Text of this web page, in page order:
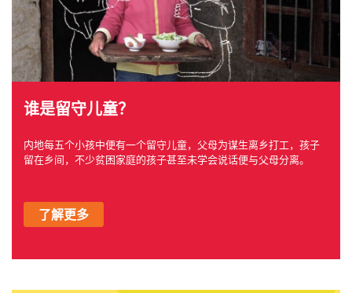
谁是留守儿童？
内地每五个小孩中便有一个留守儿童，父母为谋生离乡打工，孩子
留在乡间，不少贫困家庭的孩子甚至未学会说话便与父母分离。
了解更多